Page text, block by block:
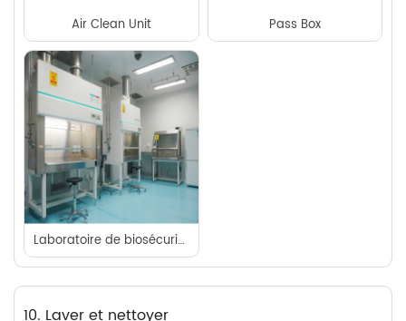
Air Clean Unit Pass Box
Laboratoire de biosécurité (BSL-1/2/3/4)
10. Laver et nettoyer